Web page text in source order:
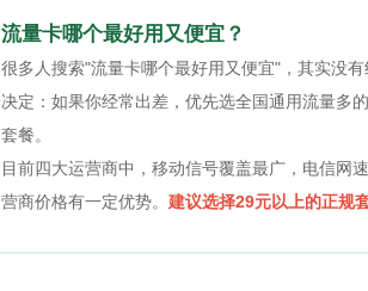
流量卡哪个最好用又便宜？
很多人搜索"流量卡哪个最好用又便宜"，其实没
决定：如果你经常出差，优先选全国通用流量多
套餐。
目前四大运营商中，移动信号覆盖最广，电信网
营商价格有一定优势。 建议选择29元以上的正规